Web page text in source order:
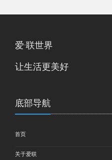
爱·联世界
让生活更美好
底部导航
首页
关于爱联